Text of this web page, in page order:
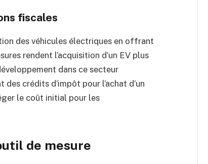
fiscales
des véhicules électriques en offrant
rendent l’acquisition d’un EV plus
dans ce secteur
crédits d’impôt pour l’achat d’un
le coût initial pour les
de mesure